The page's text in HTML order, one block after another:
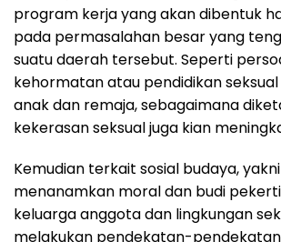
program kerja yang akan dibentuk
pada permasalahan besar yang
suatu daerah tersebut. Seperti
kehormatan atau pendidikan
anak dan remaja, sebagaimana
kekerasan seksual juga kian
Kemudian terkait sosial budaya,
menanamkan moral dan budi
keluarga anggota dan lingkungan
melakukan pendekatan-